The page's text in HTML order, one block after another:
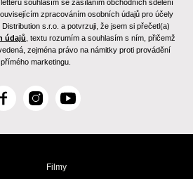
souhlasím se zasíláním obchodních sdělení
zpracováním osobních údajů pro účely
s.r.o. a potvrzuji, že jsem si přečetl(a)
údajů , textu rozumím a souhlasím s ním, přičemž
zejména právo na námitky proti provádění
přímého marketingu.
F
c
I
s
Y
u
Filmy